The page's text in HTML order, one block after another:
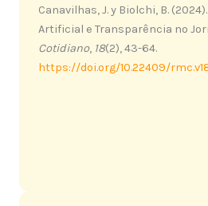
Canavilhas, J. y Biolchi, B.
Artificial e Transparência no
Cotidiano, 18(2), 43-64.
https://doi.org/10.22409/